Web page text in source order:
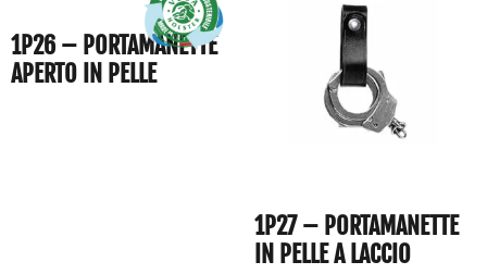
1P26 – PORTAMANETTE
APERTO IN PELLE
1P27 – PORTAMANETTE
IN PELLE A LACCIO